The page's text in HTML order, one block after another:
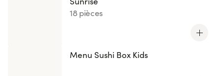
18 pièces
Menu Sushi Box Kids